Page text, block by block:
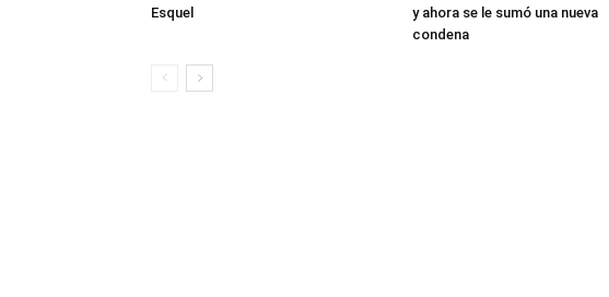
Esquel
y ahora se le sumó una nueva
condena